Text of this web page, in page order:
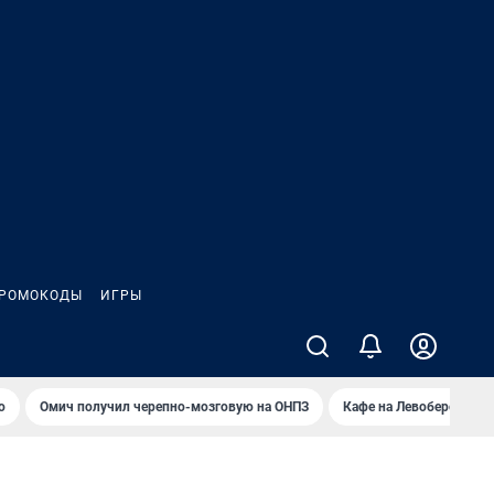
ИГРЫ
Омич получил черепно-мозговую на ОНПЗ Кафе на Левобережье